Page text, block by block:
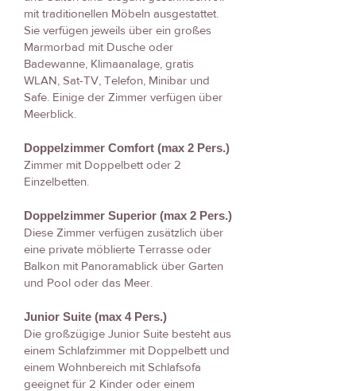
mit traditionellen Möbeln ausgestattet.
Sie verfügen jeweils über ein großes
Marmorbad mit Dusche oder
Badewanne, Klimaanalage, gratis
WLAN, Sat-TV, Telefon, Minibar und
Safe. Einige der Zimmer verfügen über
Meerblick.
Doppelzimmer Comfort (max 2 Pers.)
Zimmer mit Doppelbett oder 2
Einzelbetten.
Doppelzimmer Superior (max 2 Pers.)
Diese Zimmer verfügen zusätzlich über
eine private möblierte Terrasse oder
Balkon mit Panoramablick über Garten
und Pool oder das Meer.
Junior Suite (max 4 Pers.)
Die großzügige Junior Suite besteht aus
einem Schlafzimmer mit Doppelbett und
einem Wohnbereich mit Schlafsofa
geeignet für 2 Kinder oder einem